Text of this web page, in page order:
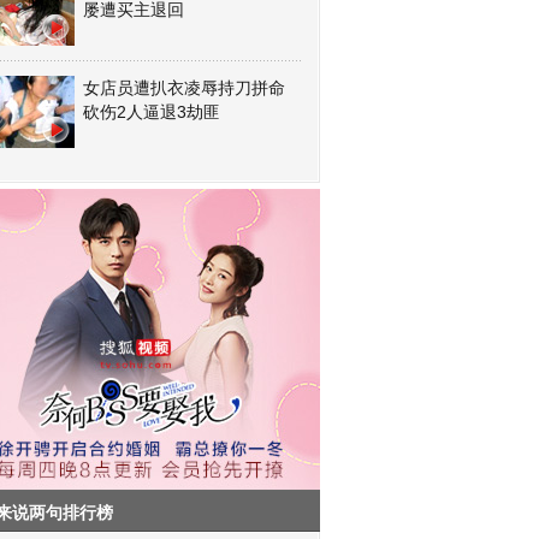
屡遭买主退回
女店员遭扒衣凌辱持刀拼命
砍伤2人逼退3劫匪
说两句排行榜